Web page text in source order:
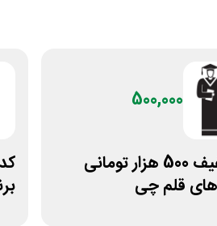
500,000
کد تخفیف 500 هزار تومانی
قلم چی